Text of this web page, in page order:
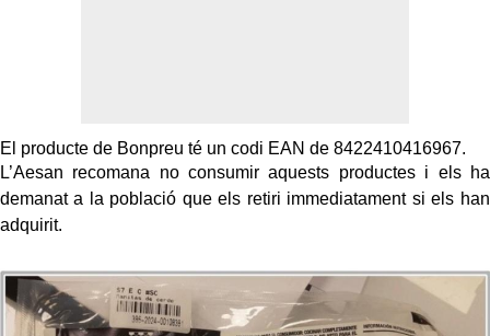
El producte de Bonpreu té un codi EAN de 8422410416967.
L’Aesan recomana no consumir aquests productes i els ha
demanat a la població que els retiri immediatament si els han
adquirit.